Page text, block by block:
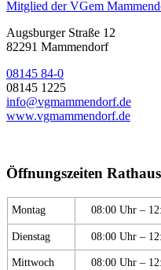
Mitglied der VGem
Augsburger Straße 12
82291 Mammendorf
08145 84-0
08145 1225
info@vgmammendorf.de
www.vgmammendorf.de
Öffnungszeiten
Montag 08:00 Uhr –
Dienstag 08:00 Uhr –
Mittwoch 08:00 Uhr –